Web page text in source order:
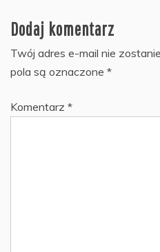
Dodaj komentarz
Twój adres e-mail nie
pola są oznaczone *
Komentarz *